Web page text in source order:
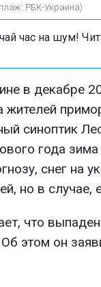
РБК-Украина)
час на шум!
в декабре
жителей
синоптик
года
снег на
но в случае,
что
этом он